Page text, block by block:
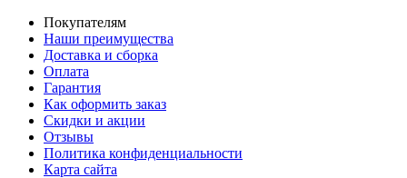
Покупателям
Наши преимущества
Доставка и сборка
Оплата
Гарантия
Как оформить заказ
Скидки и акции
Отзывы
Политика конфиденциальности
Карта сайта